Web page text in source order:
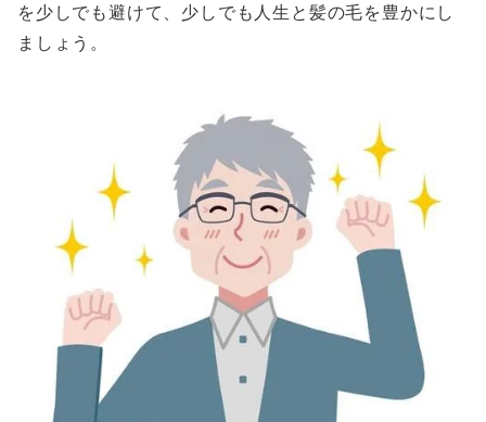
を少しでも避けて、少しでも人生と髪の毛を豊かにし
ましょう。